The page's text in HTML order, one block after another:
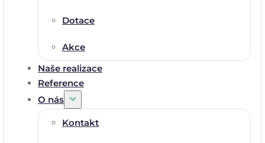
Dotace
Akce
Naše realizace
Reference
O nás
Kontakt